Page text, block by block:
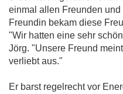
einmal allen Freunden
Freundin bekam diese
"Wir hatten eine sehr
Jörg. "Unsere Freund
verliebt aus."
Er barst regelrecht vor